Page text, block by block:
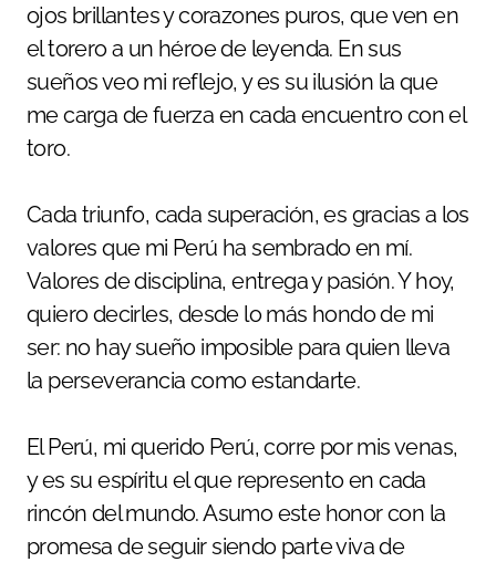
ojos brillantes y corazones puros, que ven en
el torero a un héroe de leyenda. En sus
sueños veo mi reflejo, y es su ilusión la que
me carga de fuerza en cada encuentro con el
toro.
Cada triunfo, cada superación, es gracias a los
valores que mi Perú ha sembrado en mí.
Valores de disciplina, entrega y pasión. Y hoy,
quiero decirles, desde lo más hondo de mi
ser: no hay sueño imposible para quien lleva
la perseverancia como estandarte.
El Perú, mi querido Perú, corre por mis venas,
y es su espíritu el que represento en cada
rincón del mundo. Asumo este honor con la
promesa de seguir siendo parte viva de